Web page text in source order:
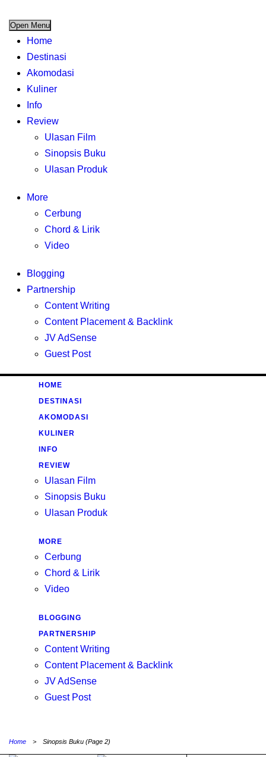
Open Menu
Home
Destinasi
Akomodasi
Kuliner
Info
Review
Ulasan Film
Sinopsis Buku
Ulasan Produk
More
Cerbung
Chord & Lirik
Video
Blogging
Partnership
Content Writing
Content Placement & Backlink
JV AdSense
Guest Post
HOME
DESTINASI
AKOMODASI
KULINER
INFO
REVIEW
Ulasan Film
Sinopsis Buku
Ulasan Produk
MORE
Cerbung
Chord & Lirik
Video
BLOGGING
PARTNERSHIP
Content Writing
Content Placement & Backlink
JV AdSense
Guest Post
Home > Sinopsis Buku (Page 2)